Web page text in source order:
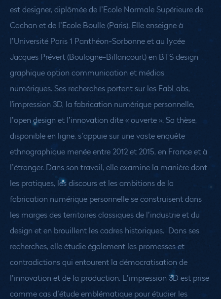
est designer, diplômée de l’Ecole Normale Supérieure de
Cachan et de l’Ecole Boulle (Paris). Elle enseigne à
l’Université Paris 1 Panthéon-Sorbonne et au lycée
Jacques Prévert (Boulogne-Billancourt) en BTS design
graphique option communication et médias
numériques. Ses recherches portent sur les FabLabs,
l'impression 3D, la fabrication numérique personnelle,
l’open design et l’innovation dite « ouverte ». Sa thèse,
disponible en ligne, s’appuie sur une vaste enquête
ethnographique menée entre 2012 et 2015, en France et à
l’étranger. Dans son travail, elle examine la manière dont
les pratiques, les discours et les ambitions de la
fabrication numérique personnelle se construisent dans
les marges des territoires classiques de l’industrie et du
design et en brouillent les cadres historiques. Dans ses
recherches, elle étudie également les promesses et
contradictions qui entourent la démocratisation de
l’innovation et de la production. L’impression 3D est prise
comme cas d’étude emblématique pour étudier les